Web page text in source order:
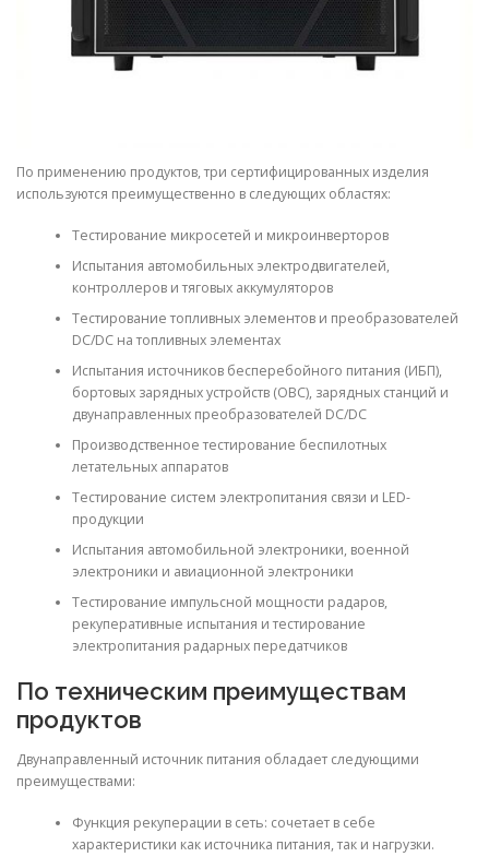
По применению продуктов, три сертифицированных изделия
используются преимущественно в следующих областях:
Тестирование микросетей и микроинверторов
Испытания автомобильных электродвигателей,
контроллеров и тяговых аккумуляторов
Тестирование топливных элементов и преобразователей
DC/DC на топливных элементах
Испытания источников бесперебойного питания (ИБП),
бортовых зарядных устройств (OBC), зарядных станций и
двунаправленных преобразователей DC/DC
Производственное тестирование беспилотных
летательных аппаратов
Тестирование систем электропитания связи и LED-
продукции
Испытания автомобильной электроники, военной
электроники и авиационной электроники
Тестирование импульсной мощности радаров,
рекуперативные испытания и тестирование
электропитания радарных передатчиков
По техническим преимуществам
продуктов
Двунаправленный источник питания обладает следующими
преимуществами:
Функция рекуперации в сеть: сочетает в себе
характеристики как источника питания, так и нагрузки.